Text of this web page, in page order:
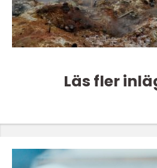
Läs fler